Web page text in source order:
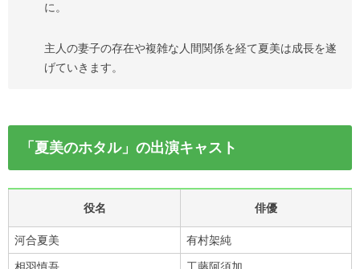
に。
主人の妻子の存在や複雑な人間関係を経て夏美は成長を遂
げていきます。
「夏美のホタル」の出演キャスト
役名 俳優
河合夏美 有村架純